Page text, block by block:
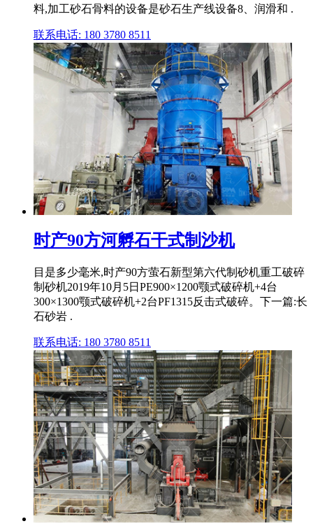
料,加工砂石骨料的设备是砂石生产线设备8、润滑和 .
联系电话: 180 3780 8511
时产90方河孵石干式制沙机
目是多少毫米,时产90方萤石新型第六代制砂机重工破碎
制砂机2019年10月5日PE900×1200颚式破碎机+4台
300×1300颚式破碎机+2台PF1315反击式破碎。下一篇:长
石砂岩 .
联系电话: 180 3780 8511